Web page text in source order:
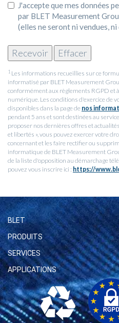
J'accepte que mes données
par BLET Measurement
(elles ne seront ni vendues,
1 Les informations recueillies sur ce
informatisé par BLET Measurement
conformément aux règlements RGPD et
numérique. Les conditions d'exercice de
disponibles dans la page de nos
pendant 5 ans et sont destinées au
proposer nos dernières offres et
et libertés », vous pouvez exercer votre
concernant et les faire rectifier ou
informatique de BLET Measurement
de la liste d'opposition au démarchage
pouvez vous inscrire ici : https://
BLET
PRODUITS
SERVICES
APPLICATIONS